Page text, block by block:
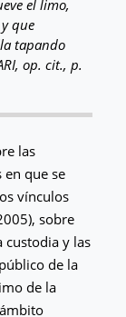
el limo,
que
tapando
op. cit., p.
las
que se
vínculos
sobre
custodia y las
de la
de la